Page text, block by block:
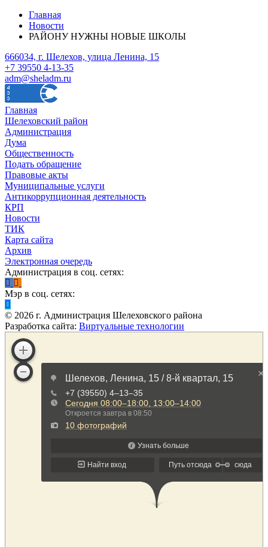
Главная
Новости
РАЙОНУ НУЖНЫ НОВЫЕ ШКОЛЫ
666034, г. Шелехов, улица Ленина, 15
+7 39550 4-13-35
adm@sheladm.ru
Главная
Шелеховский район
Администрация
Дума
Общественность
Подать обращение
Правовые акты
Муниципальные услуги
Антикоррупционная деятельность
КРП
Новости
ТИК
Карта сайта
Архив
Электронная очередь
Администрация в соц. сетях:
Мэр в соц. сетях:
© 2026 г. Администрация Шелеховского района
Разработка сайта: Виртуальные технологии